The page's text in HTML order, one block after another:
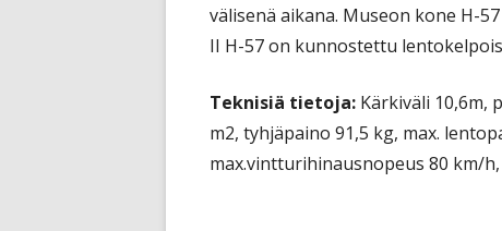
välisenä aikana. Museon kone H-
II H-57 on kunnostettu
Teknisiä tietoja: Kärkiväli 10,6m,
m2, tyhjäpaino 91,5 kg, max.
max.vintturihinausnopeus 80 km/